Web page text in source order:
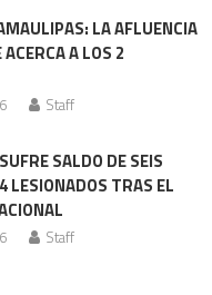
LA AFLUENCIA
A LOS 2
Staff
SALDO DE SEIS
LESIONADOS TRAS EL
Staff